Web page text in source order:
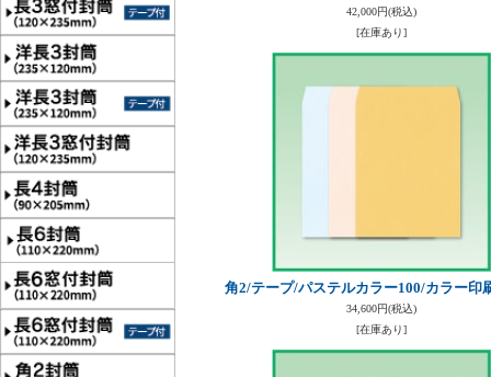
42,000円(税込)
[在庫あり]
角2/テープ/パステルカラー100/カラー印
34,600円(税込)
[在庫あり]